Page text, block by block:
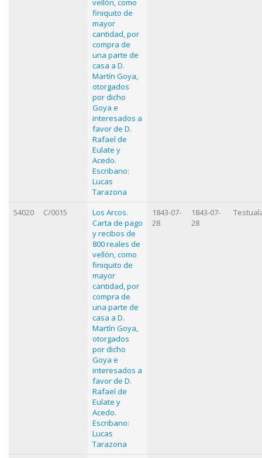
vellón, como
finiquito de
mayor
cantidad, por
compra de
una parte de
casa a D.
Martín Goya,
otorgados
por dicho
Goya e
interesados a
favor de D.
Rafael de
Eulate y
Acedo.
Escribano:
Lucas
Tarazona
54020
C/0015
Los Arcos.
Carta de pago
y recibos de
800 reales de
vellón, como
finiquito de
mayor
cantidad, por
compra de
una parte de
casa a D.
Martín Goya,
otorgados
por dicho
Goya e
interesados a
favor de D.
Rafael de
Eulate y
Acedo.
Escribano:
Lucas
Tarazona
1843-07-
28
1843-07-
28